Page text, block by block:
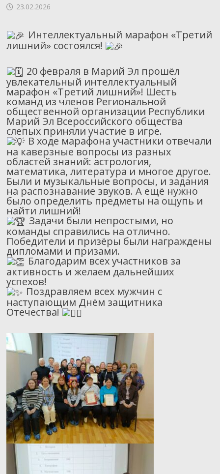
23.02.2026
Интеллектуальный марафон «Третий
лишний» состоялся!
20 февраля в Марий Эл прошёл
увлекательный интеллектуальный
марафон «Третий лишний»! Шесть
команд из членов Региональной
общественной организации Республики
Марий Эл Всероссийского общества
слепых приняли участие в игре.
В ходе марафона участники отвечали
на каверзные вопросы из разных
областей знаний: астрология,
математика, литература и многое другое.
Были и музыкальные вопросы, и задания
на распознавание звуков. А ещё нужно
было определить предметы на ощупь и
найти лишний!
Задачи были непростыми, но
команды справились на отлично.
Победители и призёры были награждены
дипломами и призами.
Благодарим всех участников за
активность и желаем дальнейших
успехов!
Поздравляем всех мужчин с
наступающим Днём защитника
Отечества!